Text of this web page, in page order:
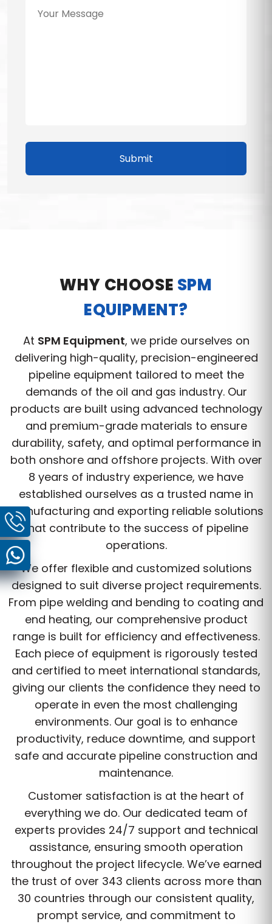
Submit
WHY CHOOSE SPM
EQUIPMENT?
At SPM Equipment, we pride ourselves on
delivering high-quality, precision-engineered
pipeline equipment tailored to meet the
demands of the oil and gas industry. Our
products are built using advanced technology
and premium-grade materials to ensure
durability, safety, and optimal performance in
both onshore and offshore projects. With over
8 years of industry experience, we have
established ourselves as a trusted name in
manufacturing and exporting reliable solutions
that contribute to the success of pipeline
operations.
We offer flexible and customized solutions
designed to suit diverse project requirements.
From pipe welding and bending to coating and
end heating, our comprehensive product
range is built for efficiency and effectiveness.
Each piece of equipment is rigorously tested
and certified to meet international standards,
giving our clients the confidence they need to
operate in even the most challenging
environments. Our goal is to enhance
productivity, reduce downtime, and support
safe and accurate pipeline construction and
maintenance.
Customer satisfaction is at the heart of
everything we do. Our dedicated team of
experts provides 24/7 support and technical
assistance, ensuring smooth operation
throughout the project lifecycle. We’ve earned
the trust of over 343 clients across more than
30 countries through our consistent quality,
prompt service, and commitment to